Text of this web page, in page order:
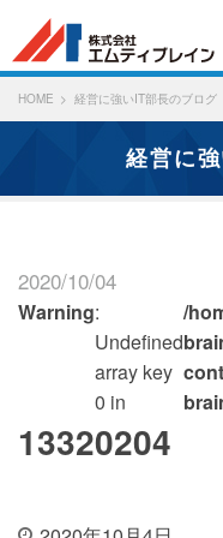
HOME 経営に強いIT部長のブログ
経営に
2020/10/04
Warning:
Undefined
array key
0 in
/
13320204